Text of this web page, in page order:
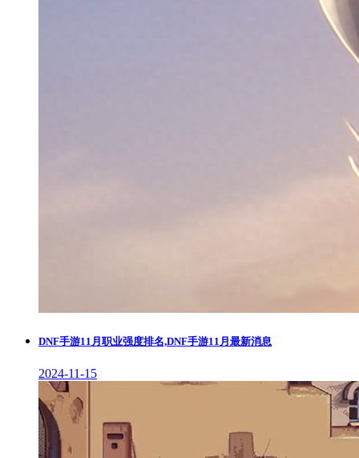
DNF手游11月职业强度排名,DNF手游11月最新消息
2024-11-15